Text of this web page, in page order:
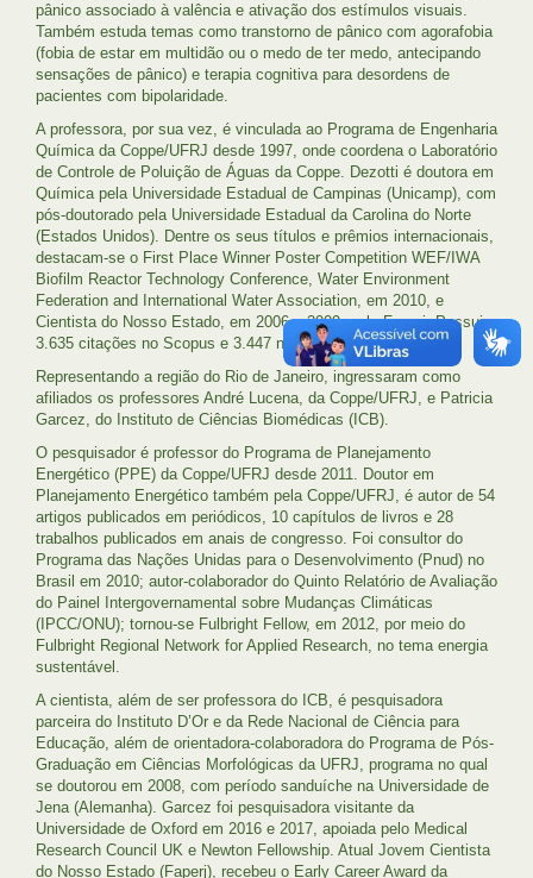
pânico associado à valência e ativação dos estímulos visuais.
Também estuda temas como transtorno de pânico com agorafobia
(fobia de estar em multidão ou o medo de ter medo, antecipando
sensações de pânico) e terapia cognitiva para desordens de
pacientes com bipolaridade.
A professora, por sua vez, é vinculada ao Programa de Engenharia
Química da Coppe/UFRJ desde 1997, onde coordena o Laboratório
de Controle de Poluição de Águas da Coppe. Dezotti é doutora em
Química pela Universidade Estadual de Campinas (Unicamp), com
pós-doutorado pela Universidade Estadual da Carolina do Norte
(Estados Unidos). Dentre os seus títulos e prêmios internacionais,
destacam-se o First Place Winner Poster Competition WEF/IWA
Biofilm Reactor Technology Conference, Water Environment
Federation and International Water Association, em 2010, e
Cientista do Nosso Estado, em 2006 e 2009, pela Faperj. Possui
3.635 citações no Scopus e 3.447 no Web of Science.
Representando a região do Rio de Janeiro, ingressaram como
afiliados os professores André Lucena, da Coppe/UFRJ, e Patricia
Garcez, do Instituto de Ciências Biomédicas (ICB).
O pesquisador é professor do Programa de Planejamento
Energético (PPE) da Coppe/UFRJ desde 2011. Doutor em
Planejamento Energético também pela Coppe/UFRJ, é autor de 54
artigos publicados em periódicos, 10 capítulos de livros e 28
trabalhos publicados em anais de congresso. Foi consultor do
Programa das Nações Unidas para o Desenvolvimento (Pnud) no
Brasil em 2010; autor-colaborador do Quinto Relatório de Avaliação
do Painel Intergovernamental sobre Mudanças Climáticas
(IPCC/ONU); tornou-se Fulbright Fellow, em 2012, por meio do
Fulbright Regional Network for Applied Research, no tema energia
sustentável.
A cientista, além de ser professora do ICB, é pesquisadora
parceira do Instituto D’Or e da Rede Nacional de Ciência para
Educação, além de orientadora-colaboradora do Programa de Pós-
Graduação em Ciências Morfológicas da UFRJ, programa no qual
se doutorou em 2008, com período sanduíche na Universidade de
Jena (Alemanha). Garcez foi pesquisadora visitante da
Universidade de Oxford em 2016 e 2017, apoiada pelo Medical
Research Council UK e Newton Fellowship. Atual Jovem Cientista
do Nosso Estado (Faperj), recebeu o Early Career Award da